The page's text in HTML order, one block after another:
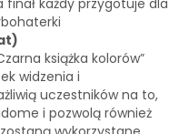
książka kolorów”
widzenia i
uczestników na to,
i pozwolą również